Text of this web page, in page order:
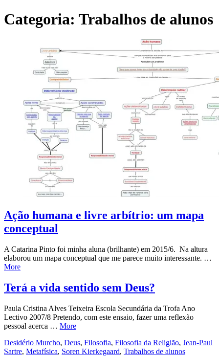
Categoria: Trabalhos de alunos
Ação humana e livre arbítrio: um mapa
conceptual
A Catarina Pinto foi minha aluna (brilhante) em 2015/6. Na altura
elaborou um mapa conceptual que me parece muito interessante. …
More
Terá a vida sentido sem Deus?
Paula Cristina Alves Teixeira Escola Secundária da Trofa Ano
Lectivo 2007/8 Pretendo, com este ensaio, fazer uma reflexão
pessoal acerca … More
Desidério Murcho, Deus, Filosofia, Filosofia da Religião, Jean-Paul
Sartre, Metafísica, Soren Kierkegaard, Trabalhos de alunos